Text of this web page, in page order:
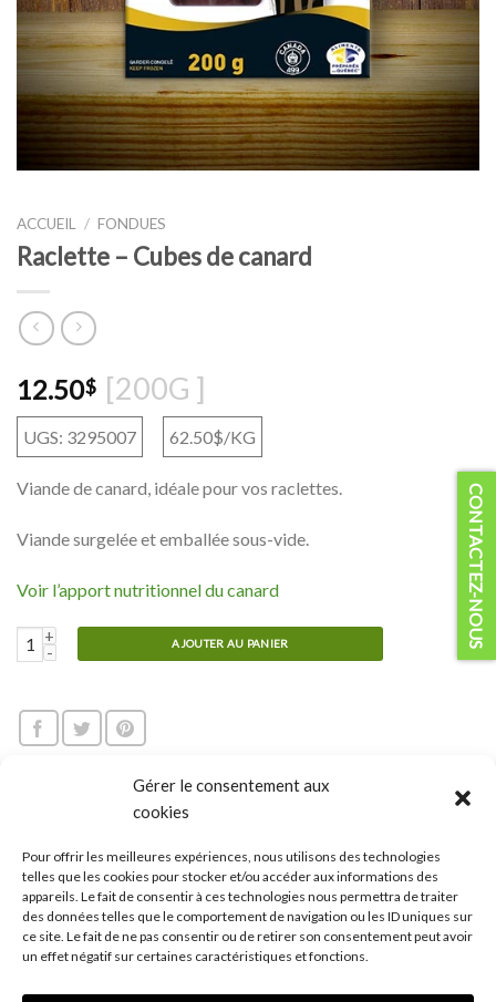
Gérer le consentement aux
cookies
Pour offrir les meilleures expériences, nous utilisons des technologies
telles que les cookies pour stocker et/ou accéder aux informations des
appareils. Le fait de consentir à ces technologies nous permettra de traiter
des données telles que le comportement de navigation ou les ID uniques sur
ce site. Le fait de ne pas consentir ou de retirer son consentement peut avoir
un effet négatif sur certaines caractéristiques et fonctions.
ACCUEIL / FONDUES
Raclette – Cubes de canard
12.50$ [200G ]
UGS: 3295007 62.50$/KG
Viande de canard, idéale pour vos raclettes.
Viande surgelée et emballée sous-vide.
Voir l’apport nutritionnel du canard
quantité de Raclette - Cubes de canard
AJOUTER AU PANIER
AVIS (0)
Laviande de canard pour racletteest parfaite pour ajouter un
peu de créativité à ce plat traditionnel. Polyvalent, le canard
CONTACTEZ-NOUS